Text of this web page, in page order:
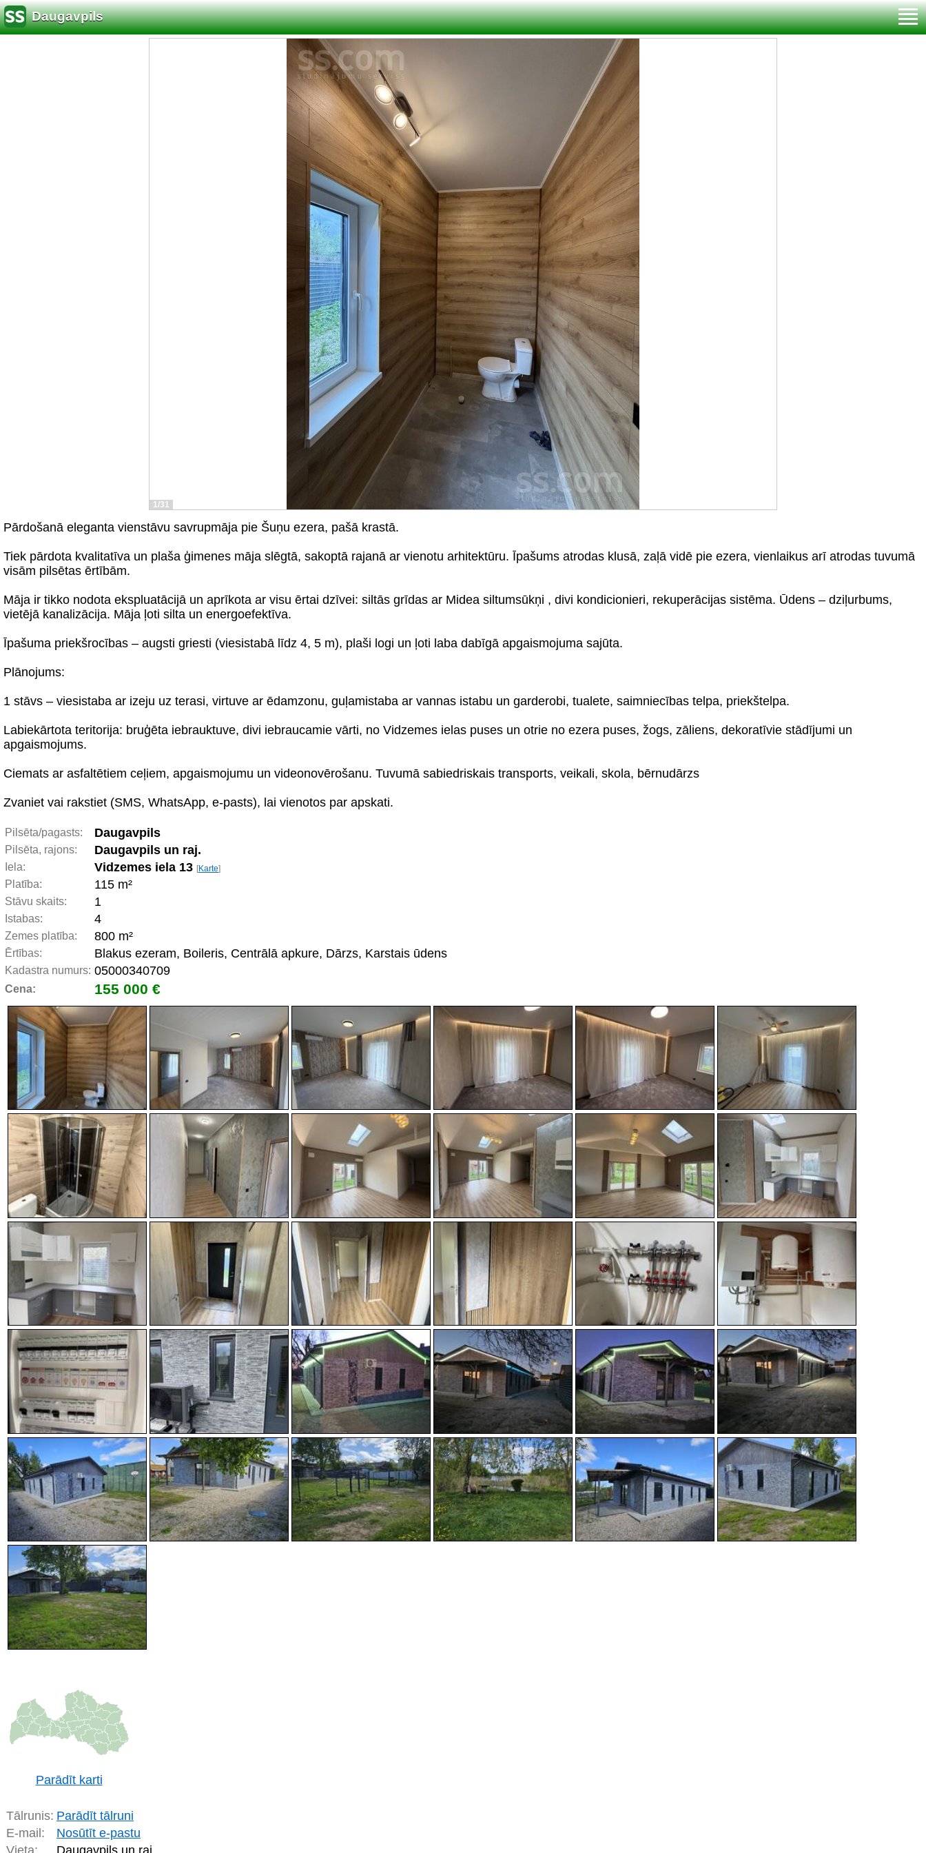
Daugavpils
1/31
Pārdošanā eleganta vienstāvu savrupmāja pie Šuņu ezera, pašā krastā.
Tiek pārdota kvalitatīva un plaša ģimenes māja slēgtā, sakoptā rajanā ar vienotu arhitektūru. Īpašums atrodas klusā, zaļā vidē pie ezera, vienlaikus arī atrodas tuvumā
visām pilsētas ērtībām.
Māja ir tikko nodota ekspluatācijā un aprīkota ar visu ērtai dzīvei: siltās grīdas ar Midea siltumsūkņi , divi kondicionieri, rekuperācijas sistēma. Ūdens – dziļurbums,
vietējā kanalizācija. Māja ļoti silta un energoefektīva.
Īpašuma priekšrocības – augsti griesti (viesistabā līdz 4, 5 m), plaši logi un ļoti laba dabīgā apgaismojuma sajūta.
Plānojums:
1 stāvs – viesistaba ar izeju uz terasi, virtuve ar ēdamzonu, guļamistaba ar vannas istabu un garderobi, tualete, saimniecības telpa, priekštelpa.
Labiekārtota teritorija: bruģēta iebrauktuve, divi iebraucamie vārti, no Vidzemes ielas puses un otrie no ezera puses, žogs, zāliens, dekoratīvie stādījumi un
apgaismojums.
Ciemats ar asfaltētiem ceļiem, apgaismojumu un videonovērošanu. Tuvumā sabiedriskais transports, veikali, skola, bērnudārzs
Zvaniet vai rakstiet (SMS, WhatsApp, e-pasts), lai vienotos par apskati.
Pilsēta/pagasts: Daugavpils
Pilsēta, rajons: Daugavpils un raj.
Iela: Vidzemes iela 13 [Karte]
Platība: 115 m²
Stāvu skaits: 1
Istabas: 4
Zemes platība: 800 m²
Ērtības: Blakus ezeram, Boileris, Centrālā apkure, Dārzs, Karstais ūdens
Kadastra numurs: 05000340709
Cena: 155 000 €
Parādīt karti
Tālrunis: Parādīt tālruni
E-mail:
Nosūtīt e-pastu
Vieta:
Daugavpils un raj.